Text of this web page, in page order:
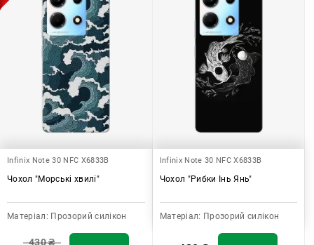
Infinix Note 30 NFC X6833B
Чохол "Морські хвилі"
Матеріал: Прозорий силікон
430₴
Infinix Note 30 NFC X6833B
Чохол "Рибки Інь Янь"
Матеріал: Прозорий силікон